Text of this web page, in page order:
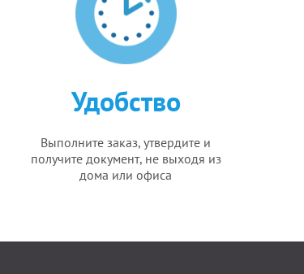
Удобство
Выполните заказ, утвердите и
получите документ, не выходя из
дома или офиса